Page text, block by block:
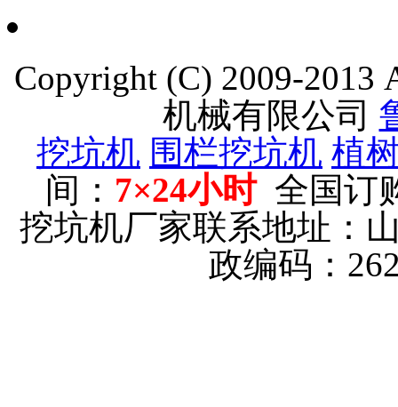
Copyright (C) 2009-2013
机械有限公司
挖坑机 围栏挖坑机 植
间： 7×24小时全国订
挖坑机厂家联系地址：
政编码：